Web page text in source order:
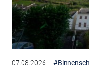
07.08.2026